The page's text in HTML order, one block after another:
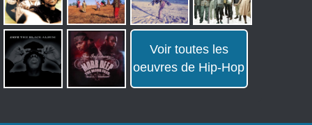
Voir toutes les
oeuvres de Hip-Hop